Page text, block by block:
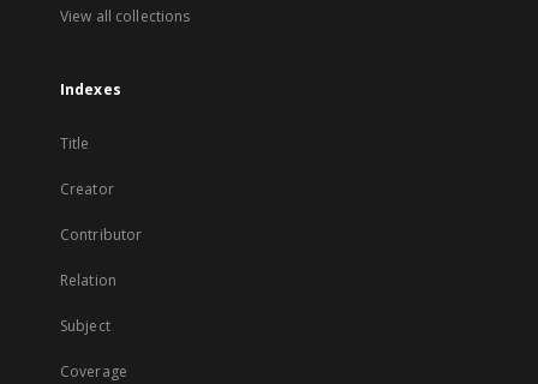
View all collections
Indexes
Title
Creator
Contributor
Relation
Subject
Coverage